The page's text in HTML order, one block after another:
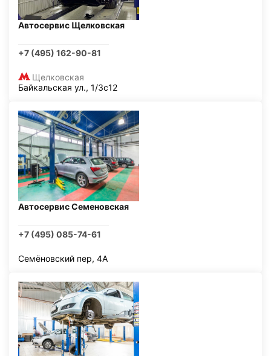
Автосервис Щелковская
+7 (495) 162-90-81
Щелковская
Байкальская ул., 1/3с12
Автосервис Семеновская
+7 (495) 085-74-61
Семёновский пер, 4А